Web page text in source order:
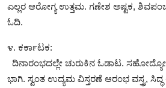
ಎಲ್ಲರ ಆರೋಗ್ಯ ಉತ್ತಮ. ಗಣೇಶ ಅಷ್ಟಕ,
ಓದಿ.
೪. ಕರ್ಕಾಟಕ:
ದಿನಾರಂಭದಲ್ಲೇ ಚುರುಕಿನ ಓಡಾಟ.
ಭಾಗಿ. ಸ್ವಂತ ಉದ್ಯಮ ವಿಸ್ತರಣೆ ಆರಂಭ ವಸ್ತ್ರ,